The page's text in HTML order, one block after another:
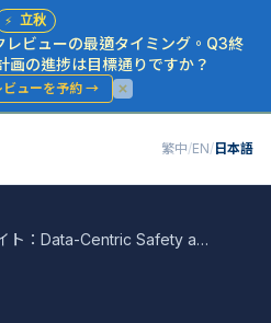
⚡ 立秋
ビューの最適タイミング。Q3終
画の進捗は目標通りですか？
ューを予約 →
繁中/EN/ 日本語
インサイト：Data-Centric Safety and Ethica